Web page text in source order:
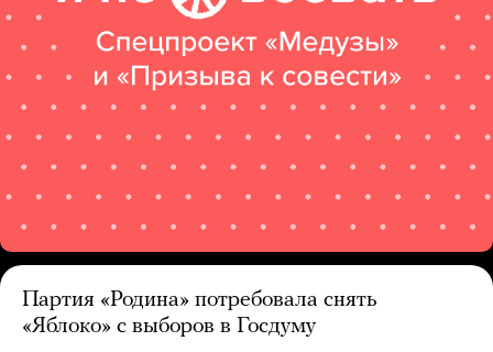
Партия «Родина» потребовала снять
«Яблоко» с выборов в Госдуму